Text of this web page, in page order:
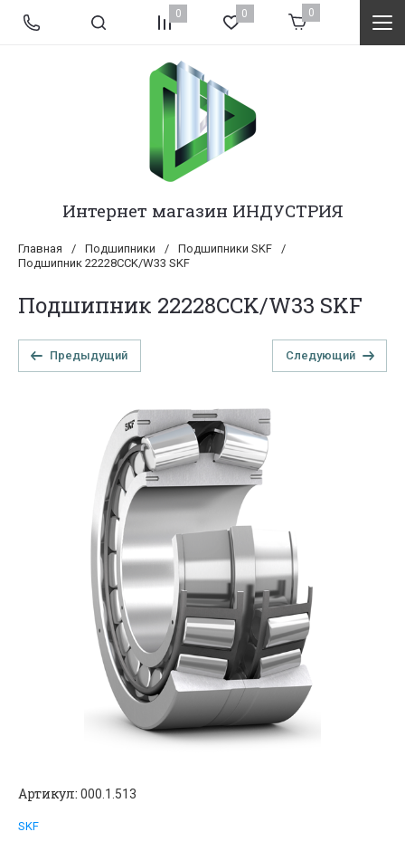
0 0 0
Интернет магазин ИНДУСТРИЯ
Главная / Подшипники / Подшипники SKF
/
Подшипник 22228CCK/W33 SKF
Подшипник 22228CCK/W33 SKF
Предыдущий Следующий
Артикул: 000.1.513
SKF